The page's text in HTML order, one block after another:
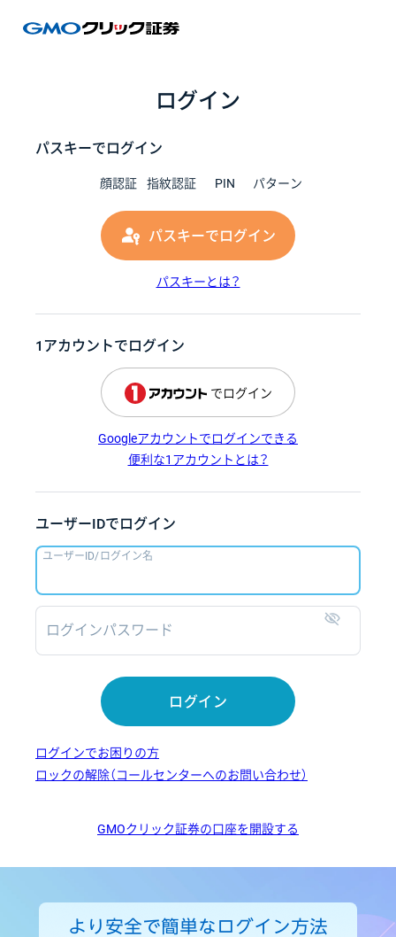
ログイン
パスキーでログイン
顔認証 指紋認証 PIN パターン
パスキーでログイン
パスキーとは？
1アカウントでログイン
でログイン
Googleアカウントでログインできる
便利な1アカウントとは？
ユーザーIDでログイン
ユーザーID/ログイン名
ログインパスワード
ログイン
ログインでお困りの方
ロックの解除（コールセンターへのお問い合わせ）
GMOクリック証券の口座を開設する